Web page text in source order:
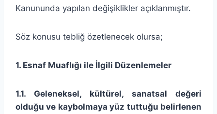
Kanununda yapılan değişiklikler açıklanmıştır.
Söz konusu tebliğ özetlenecek olursa;
1. Esnaf Muaflığı ile İlgili Düzenlemeler
1.1. Geleneksel, kültürel, sanatsal değeri
olduğu ve kaybolmaya yüz tuttuğu belirlenen